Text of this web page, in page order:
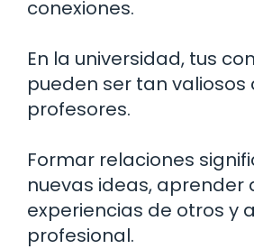
conexiones.
En la universidad, tus
pueden ser tan valiosos
profesores.
Formar relaciones
nuevas ideas, aprender
experiencias de otros y
profesional.